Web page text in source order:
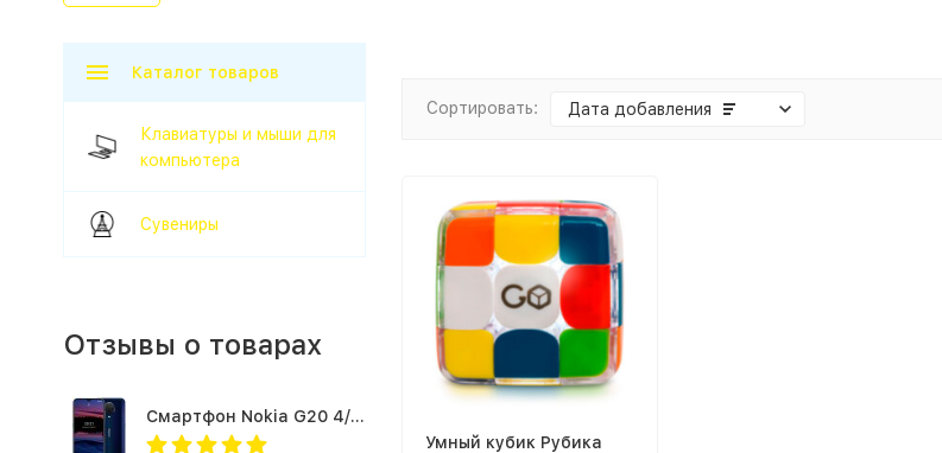
Сортировать: Дата добавления
Умный кубик Рубика
Каталог товаров
Клавиатуры и мыши для
компьютера
Сувениры
Отзывы о товарах
Смартфон Nokia G20 4/64Gb Blue